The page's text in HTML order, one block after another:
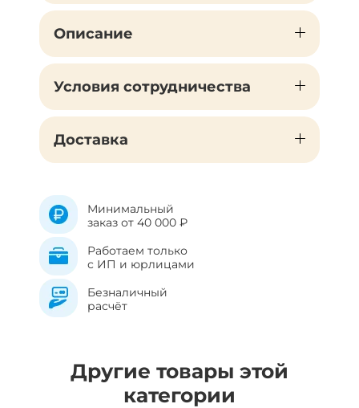
Описание
Условия сотрудничества
Доставка
Минимальный
заказ от 40 000 ₽
Работаем только
с ИП и юрлицами
Безналичный
расчёт
Другие товары этой
категории